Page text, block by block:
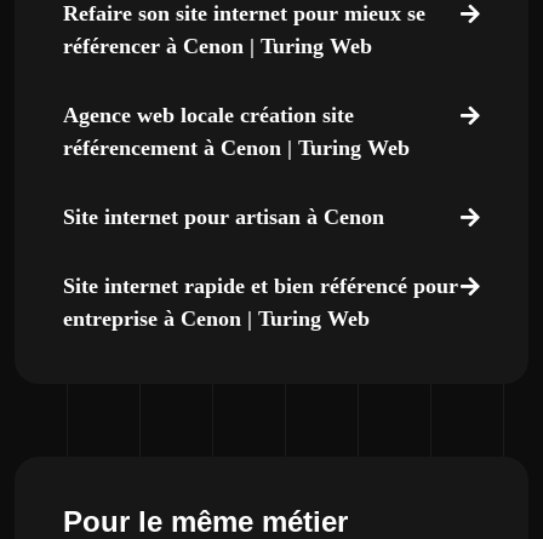
Refaire son site internet pour mieux se
référencer à Cenon | Turing Web
Agence web locale création site
référencement à Cenon | Turing Web
Site internet pour artisan à Cenon
Site internet rapide et bien référencé pour
entreprise à Cenon | Turing Web
Pour le même métier